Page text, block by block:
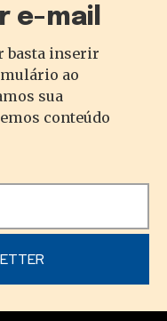
e-mail
basta inserir
ao
sua
conteúdo